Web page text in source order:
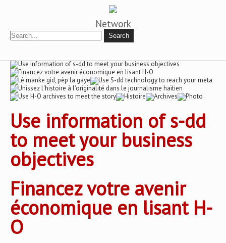
Network
Use information of s-dd
to meet your business
objectives
Financez votre avenir
économique en lisant H-
O